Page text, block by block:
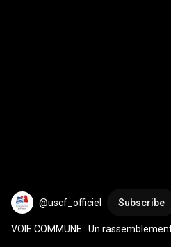
@uscf_officiel Subscribe
VOIE COMMUNE : Un